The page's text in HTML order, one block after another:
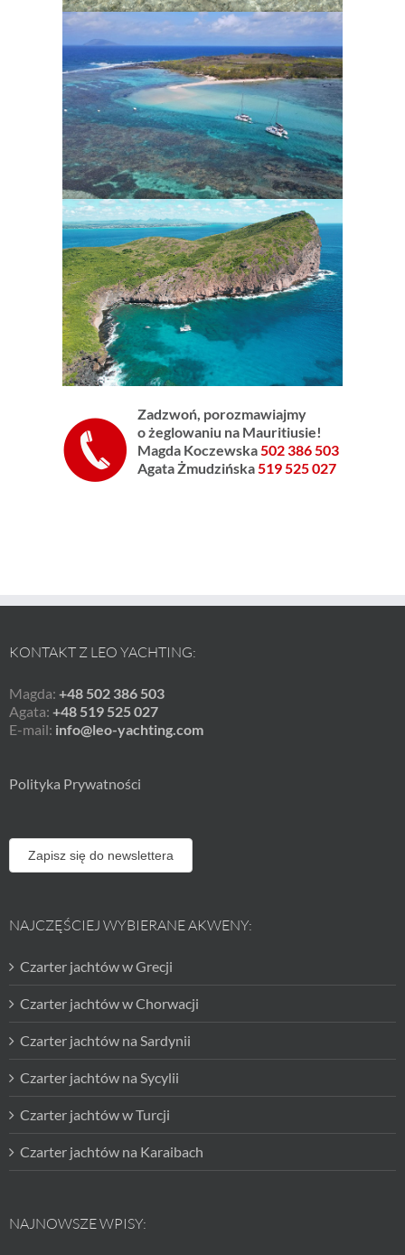
Zadzwoń, porozmawiajmy
o żeglowaniu na Mauritiusie!
Magda Koczewska502 386 503
Agata Żmudzińska519 525 027
KONTAKT Z LEO YACHTING:
Magda: +48 502 386 503
Agata: +48 519 525 027
E-mail: info@leo-yachting.com
Polityka Prywatności
Zapisz się do newslettera
NAJCZĘŚCIEJ WYBIERANE AKWENY:
Czarter jachtów w Grecji
Czarter jachtów w Chorwacji
Czarter jachtów na Sardynii
Czarter jachtów na Sycylii
Czarter jachtów w Turcji
Czarter jachtów na Karaibach
NAJNOWSZE WPISY: